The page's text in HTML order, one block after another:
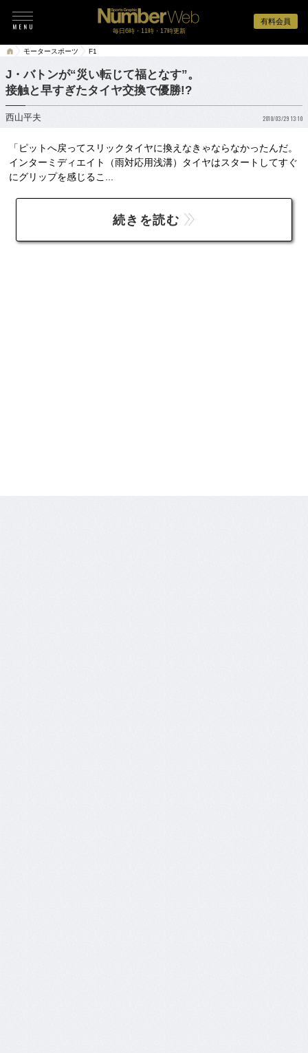
有料会員
毎日6時・11時・17時更新
モータースポーツ F1
J・バトンが“災い転じて福となす”。
接触と早すぎたタイヤ交換で優勝!?
西山平夫 2010/03/29 13:10
「ピットへ戻ってスリックタイヤに換えなきゃならなかったんだ。
インターミディエイト（雨対応用浅溝）タイヤはスタートしてすぐ
にグリップを感じるこ...
続きを読む